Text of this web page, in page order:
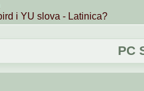
i YU slova - Latinica?
PC